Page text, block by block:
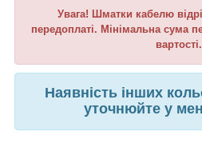
Увага! Шматки кабелю
передоплаті. Мінімальна сума
вартості.
Наявність інших
уточнюйте у